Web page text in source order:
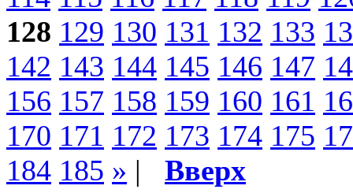
128 129 130 131 132 133
142 143 144 145 146 147
156 157 158 159 160 161
170 171 172 173 174 175
184 185 » | Вверх